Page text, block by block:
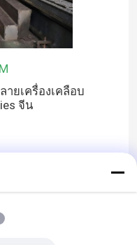
ายเครื่องเคลือบ
จีน
บริการสําหรับ